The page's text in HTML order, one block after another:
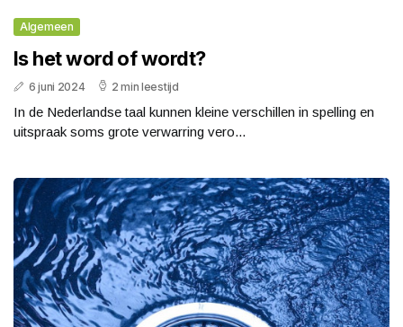
Algemeen
Is het word of wordt?
6 juni 2024 2 min leestijd
In de Nederlandse taal kunnen kleine verschillen in spelling en
uitspraak soms grote verwarring vero...